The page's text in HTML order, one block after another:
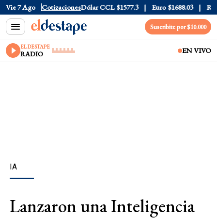
Vie 7 Ago Cotizaciones
Dólar Blue $1530 Dólar CCL $1577.3 Euro $1688.03 Riesgo
Suscribite por $10.000
EL DESTAPE
RADIO EN VIVO
IA
Lanzaron una Inteligencia